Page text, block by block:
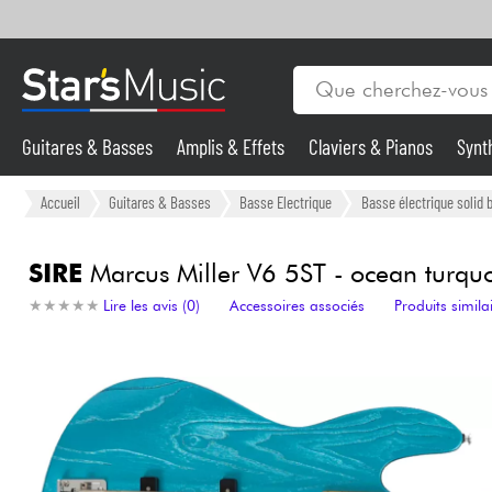
Guitares & Basses
Synthés & Sampleurs
Micros & HF
Eclairage
Violons & Quatuor
Guitares & Basses Amplis & Effets Claviers & Pianos
Accueil Guitares & Basses Basse Electrique Basse électrique solid
SIRE Marcus Miller V6 5ST - ocean
★ ★ ★ ★ ★
★ ★ ★ ★ ★ Lire les avis (0) Accessoires associés Produits